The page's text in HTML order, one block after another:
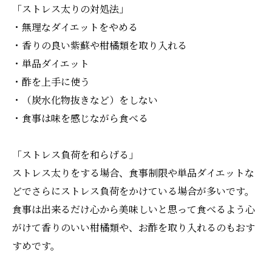
「ストレス太りの対処法」
・無理なダイエットをやめる
・香りの良い紫蘇や柑橘類を取り入れる
・単品ダイエット
・酢を上手に使う
・（炭水化物抜きなど）をしない
・食事は味を感じながら食べる
「ストレス負荷を和らげる」
ストレス太りをする場合、食事制限や単品ダイエットな
どでさらにストレス負荷をかけている場合が多いです。
食事は出来るだけ心から美味しいと思って食べるよう心
がけて香りのいい柑橘類や、お酢を取り入れるのもおす
すめです。